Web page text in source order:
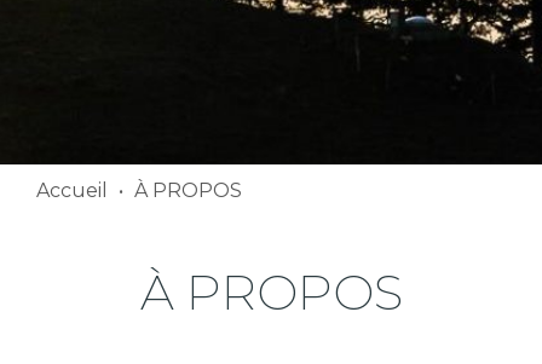
Accueil • À PROPOS
À PROPOS